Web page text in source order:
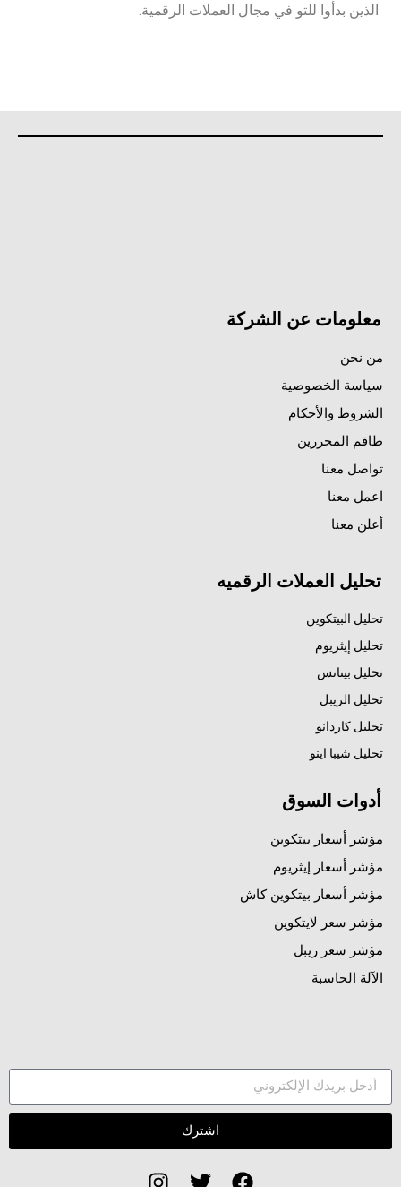
الذين بدأوا للتو في مجال العملات الرقمية.
معلومات عن الشركة
من نحن
سياسة الخصوصية
الشروط والأحكام
طاقم المحررين
تواصل معنا
اعمل معنا
أعلن معنا
تحليل العملات الرقميه
تحليل البيتكوين
تحليل إيثريوم
تحليل بينانس
تحليل الريبل
تحليل كاردانو
تحليل شيبا اينو
أدوات السوق
مؤشر أسعار بيتكوين
مؤشر أسعار إيثريوم
مؤشر أسعار بيتكوين كاش
مؤشر سعر لايتكوين
مؤشر سعر ريبل
الآلة الحاسبة
اشترك